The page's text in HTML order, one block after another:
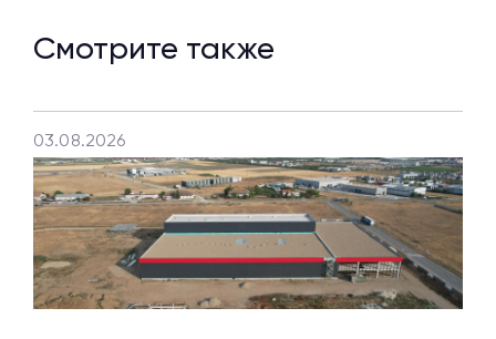
Смотрите также
03.08.2026